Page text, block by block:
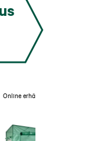
Online erhältlich